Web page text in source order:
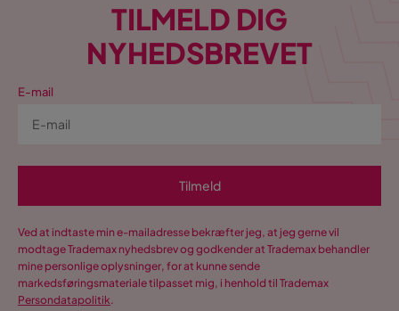
TILMELD DIG
NYHEDSBREVET
E-mail
Tilmeld
Ved at indtaste min e-mailadresse bekræfter jeg, at jeg gerne vil
modtage Trademax nyhedsbrev og godkender at Trademax behandler
mine personlige oplysninger, for at kunne sende
markedsføringsmateriale tilpasset mig, i henhold til Trademax
Persondatapolitik.